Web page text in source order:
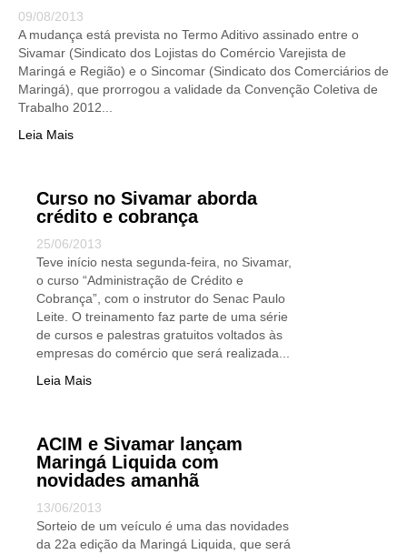
09/08/2013
A mudança está prevista no Termo Aditivo assinado entre o
Sivamar (Sindicato dos Lojistas do Comércio Varejista de
Maringá e Região) e o Sincomar (Sindicato dos Comerciários de
Maringá), que prorrogou a validade da Convenção Coletiva de
Trabalho 2012...
Leia Mais
Curso no Sivamar aborda
crédito e cobrança
25/06/2013
Teve início nesta segunda-feira, no Sivamar,
o curso “Administração de Crédito e
Cobrança”, com o instrutor do Senac Paulo
Leite. O treinamento faz parte de uma série
de cursos e palestras gratuitos voltados às
empresas do comércio que será realizada...
Leia Mais
ACIM e Sivamar lançam
Maringá Liquida com
novidades amanhã
13/06/2013
Sorteio de um veículo é uma das novidades
da 22a edição da Maringá Liquida, que será